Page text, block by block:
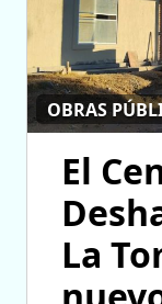
OBRAS
El
La